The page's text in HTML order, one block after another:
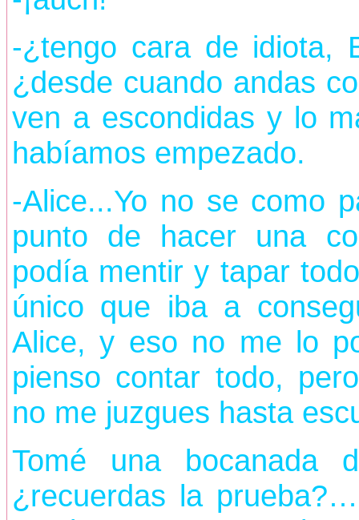
-¿tengo cara de idiota,
¿desde cuando andas
ven a escondidas y lo
habíamos empezado.
-Alice...Yo no se como
punto de hacer una
podía mentir y tapar
único que iba a
Alice, y eso no me lo
pienso contar todo,
no me juzgues hasta
Tomé una bocanada
¿recuerdas la